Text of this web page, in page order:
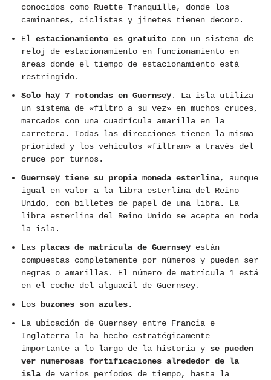
conocidos como Ruette Tranquille, donde los
caminantes, ciclistas y jinetes tienen decoro.
El estacionamiento es gratuito con un sistema de
reloj de estacionamiento en funcionamiento en
áreas donde el tiempo de estacionamiento está
restringido.
Solo hay 7 rotondas en Guernsey. La isla utiliza
un sistema de «filtro a su vez» en muchos cruces,
marcados con una cuadrícula amarilla en la
carretera. Todas las direcciones tienen la misma
prioridad y los vehículos «filtran» a través del
cruce por turnos.
Guernsey tiene su propia moneda esterlina, aunque
igual en valor a la libra esterlina del Reino
Unido, con billetes de papel de una libra. La
libra esterlina del Reino Unido se acepta en toda
la isla.
Las placas de matrícula de Guernsey están
compuestas completamente por números y pueden ser
negras o amarillas. El número de matrícula 1 está
en el coche del alguacil de Guernsey.
Los buzones son azules.
La ubicación de Guernsey entre Francia e
Inglaterra la ha hecho estratégicamente
importante a lo largo de la historia y se pueden
ver numerosas fortificaciones alrededor de la
isla de varios períodos de tiempo, hasta la